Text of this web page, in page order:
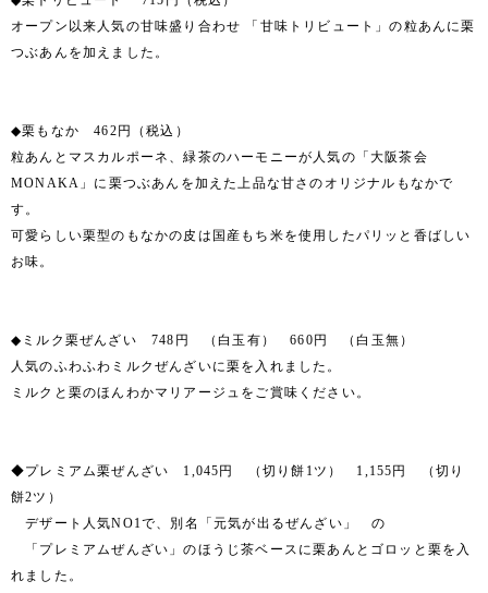
オープン以来人気の甘味盛り合わせ 「甘味トリビュート」の粒あんに栗
つぶあんを加えました。
◆栗もなか 462円（税込）
粒あんとマスカルポーネ、緑茶のハーモニーが人気の「大阪茶会
MONAKA」に栗つぶあんを加えた上品な甘さのオリジナルもなかで
す。
可愛らしい栗型のもなかの皮は国産もち米を使用したパリッと香ばしい
お味。
◆ミルク栗ぜんざい 748円 （白玉有） 660円 （白玉無）
人気のふわふわミルクぜんざいに栗を入れました。
ミルクと栗のほんわかマリアージュをご賞味ください。
◆プレミアム栗ぜんざい 1,045円 （切り餅1ツ） 1,155円 （切り
餅2ツ）
デザート人気NO1で、別名「元気が出るぜんざい」 の
「プレミアムぜんざい」のほうじ茶ベースに栗あんとゴロッと栗を入
れました。